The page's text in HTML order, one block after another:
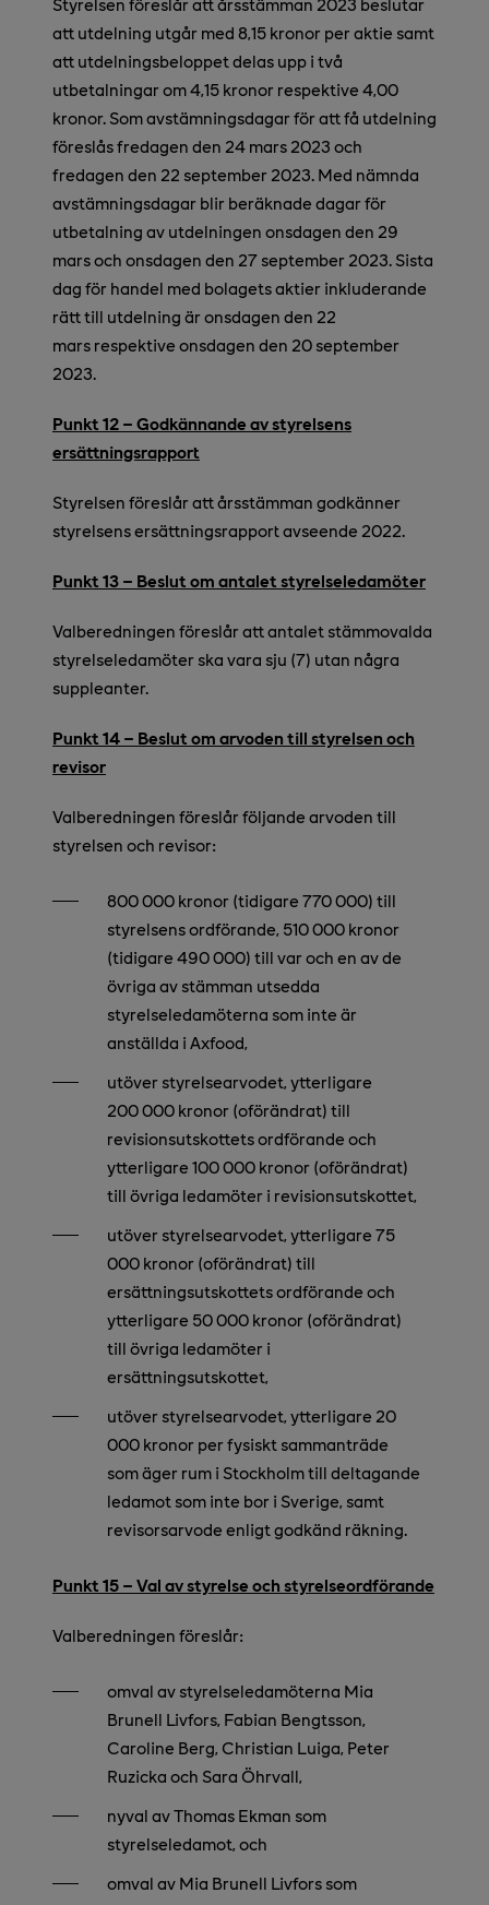
Styrelsen föreslår att årsstämman 2023 beslutar
att utdelning utgår med 8,15 kronor per aktie samt
att utdelningsbeloppetdelas upp i två
utbetalningar om 4,15 kronor respektive 4,00
kronor. Som avstämningsdagar för att få utdelning
föreslås fredagen den 24 mars 2023 och
fredagen den 22 september 2023. Med nämnda
avstämningsdagar blir beräknade dagar för
utbetalning av utdelningen onsdagen den 29
mars och onsdagen den 27 september 2023. Sista
dag för handel med bolagets aktier inkluderande
rätt till utdelning är onsdagen den 22
mars respektive onsdagen den 20 september
2023.
Punkt 12 – Godkännande av styrelsens
ersättningsrapport
Styrelsen föreslår att årsstämman godkänner
styrelsens ersättningsrapport avseende 2022.
Punkt 13 – Beslut om antalet styrelseledamöter
Valberedningen föreslår attantalet stämmovalda
styrelseledamöter ska vara sju (7) utan några
suppleanter.
Punkt 14 – Beslut om arvoden till styrelsen och
revisor
Valberedningen föreslår följande arvoden till
styrelsen och revisor:
800 000 kronor (tidigare 770 000) till
styrelsens ordförande, 510 000 kronor
(tidigare 490 000) till var och en av de
övriga av stämman utsedda
styrelseledamöterna som inte är
anställda i Axfood,
utöver styrelsearvodet, ytterligare
200 000 kronor (oförändrat) till
revisionsutskottets ordförande och
ytterligare 100 000 kronor (oförändrat)
till övriga ledamöter i revisionsutskottet,
utöver styrelsearvodet, ytterligare 75
000 kronor (oförändrat) till
ersättningsutskottets ordförande och
ytterligare 50 000 kronor (oförändrat)
till övriga ledamöter i
ersättningsutskottet,
utöver styrelsearvodet, ytterligare 20
000 kronor per fysiskt sammanträde
som äger rum i Stockholm till deltagande
ledamot som inte bor i Sverige, samt
revisorsarvode enligt godkänd räkning.
Punkt 15 – Val av styrelse och styrelseordförande
Valberedningen föreslår:
omval av styrelseledamöterna Mia
Brunell Livfors, Fabian Bengtsson,
Caroline Berg, Christian Luiga, Peter
Ruzicka och Sara Öhrvall,
nyval av Thomas Ekman som
styrelseledamot, och
omval av Mia Brunell Livfors som